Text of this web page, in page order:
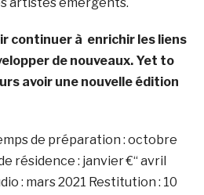
continuer à enrichir les liens
de nouveaux. Yet to
avoir une nouvelle édition
de préparation : octobre
résidence : janvier €“ avril
: mars 2021 Restitution : 10